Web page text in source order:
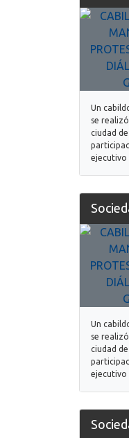
Un
se
ciudad
ejecutivo
Un
se
ciudad
ejecutivo